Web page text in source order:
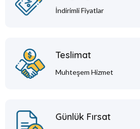
İndirimli Fiyatlar
Teslimat
Muhteşem Hizmet
Günlük Fırsat